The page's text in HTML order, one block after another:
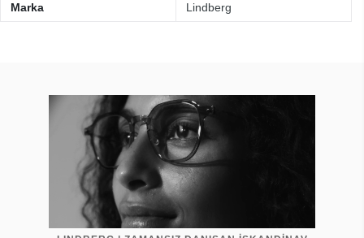
Marka Lindberg